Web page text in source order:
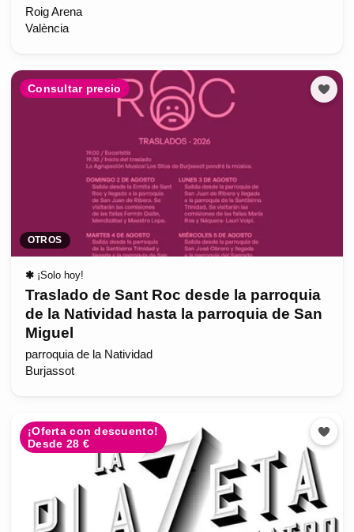
Roig Arena
València
Consultar precio
OTROS
✱ ¡Solo hoy!
Traslado de Sant Roc desde la parroquia
de la Natividad hasta la parroquia de San
Miguel
parroquia de la Natividad
Burjassot
¡Oferta con descuento!
Desde 28 €